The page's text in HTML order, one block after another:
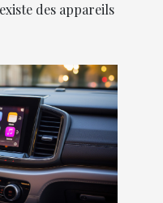
des appareils